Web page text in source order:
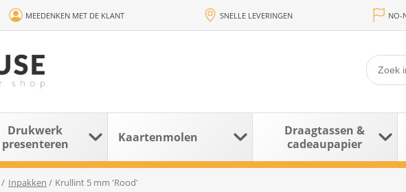
MEEDENKEN MET DE KLANT SNELLE LEVERINGEN NO-
Drukwerk
presenteren
Kaartenmolen
Draagtassen &
cadeaupapier
/ Inpakken / Krullint 5 mm 'Rood'